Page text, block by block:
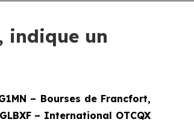
indique un
– Bourses de Francfort,
GLBXF – International OTCQX